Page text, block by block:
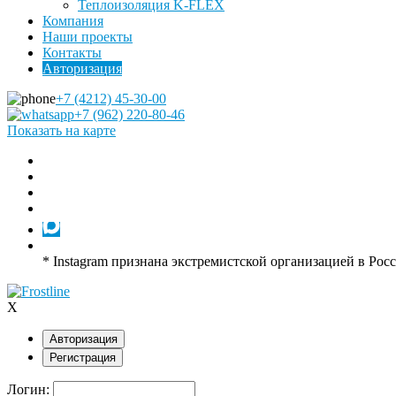
Теплоизоляция K-FLEX
Компания
Наши проекты
Контакты
Авторизация
+7 (4212) 45-30-00
+7 (962) 220-80-46
Показать на карте
* Instagram признана экстремистской организацией в
X
Авторизация
Регистрация
Логин: